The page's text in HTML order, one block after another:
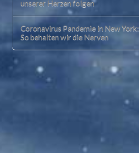
unserer Herzen folgen
Coronavirus Pandemie in New York:
So behalten wir die Nerven